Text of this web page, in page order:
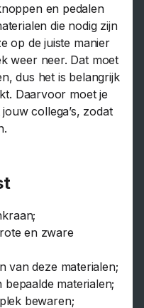
en pedalen
die nodig zijn
op de juiste manier
weer neer. Dat moet
dus het is belangrijk
Daarvoor moet je
collega’s, zodat
en zware
van deze materialen;
materialen;
bewaren;